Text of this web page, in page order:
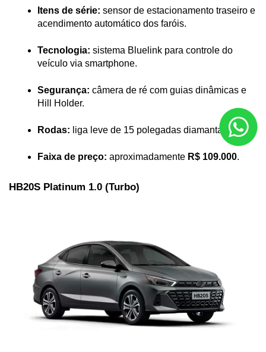
Itens de série: sensor de estacionamento traseiro e
acendimento automático dos faróis.
Tecnologia: sistema Bluelink para controle do
veículo via smartphone.
Segurança: câmera de ré com guias dinâmicas e
Hill Holder.
Rodas: liga leve de 15 polegadas diamantadas.
Faixa de preço: aproximadamente R$ 109.000.
HB20S Platinum 1.0 (Turbo)